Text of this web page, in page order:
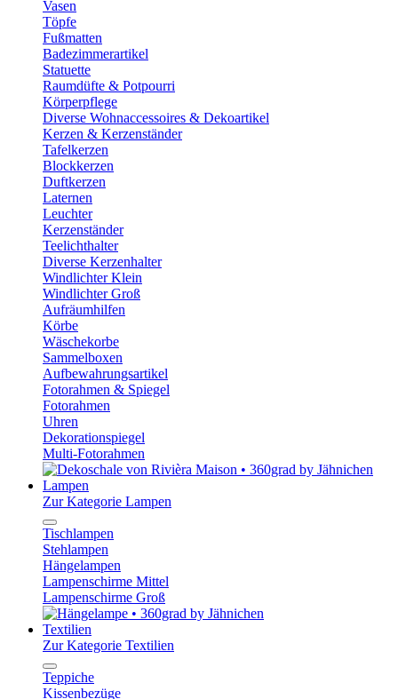
Vasen
Töpfe
Fußmatten
Badezimmerartikel
Statuette
Raumdüfte & Potpourri
Körperpflege
Diverse Wohnaccessoires & Dekoartikel
Kerzen & Kerzenständer
Tafelkerzen
Blockkerzen
Duftkerzen
Laternen
Leuchter
Kerzenständer
Teelichthalter
Diverse Kerzenhalter
Windlichter Klein
Windlichter Groß
Aufräumhilfen
Körbe
Wäschekorbe
Sammelboxen
Aufbewahrungsartikel
Fotorahmen & Spiegel
Fotorahmen
Uhren
Dekorationspiegel
Multi-Fotorahmen
Lampen
Zur Kategorie Lampen
Tischlampen
Stehlampen
Hängelampen
Lampenschirme Mittel
Lampenschirme Groß
Textilien
Zur Kategorie Textilien
Teppiche
Kissenbezüge